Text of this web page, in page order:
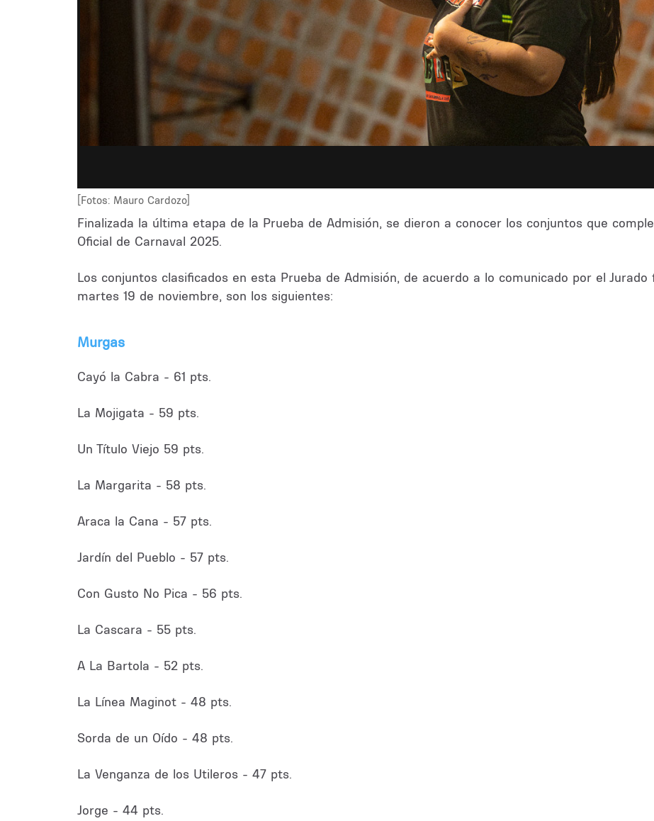
[Fotos: Mauro Cardozo]
Finalizada la última etapa de la Prueba de Admisión, se dieron a conocer los conjuntos que
Oficial de Carnaval 2025.
Los conjuntos clasificados en esta Prueba de Admisión, de acuerdo a lo comunicado por el
martes 19 de noviembre, son los siguientes:
Murgas
Cayó la Cabra - 61 pts.
La Mojigata - 59 pts.
Un Título Viejo 59 pts.
La Margarita - 58 pts.
Araca la Cana - 57 pts.
Jardín del Pueblo - 57 pts.
Con Gusto No Pica - 56 pts.
La Cascara - 55 pts.
A La Bartola - 52 pts.
La Línea Maginot - 48 pts.
Sorda de un Oído - 48 pts.
La Venganza de los Utileros - 47 pts.
Jorge - 44 pts.